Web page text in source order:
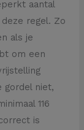
aantal
regel. Zo
als je
om een
gordel niet,
116
is